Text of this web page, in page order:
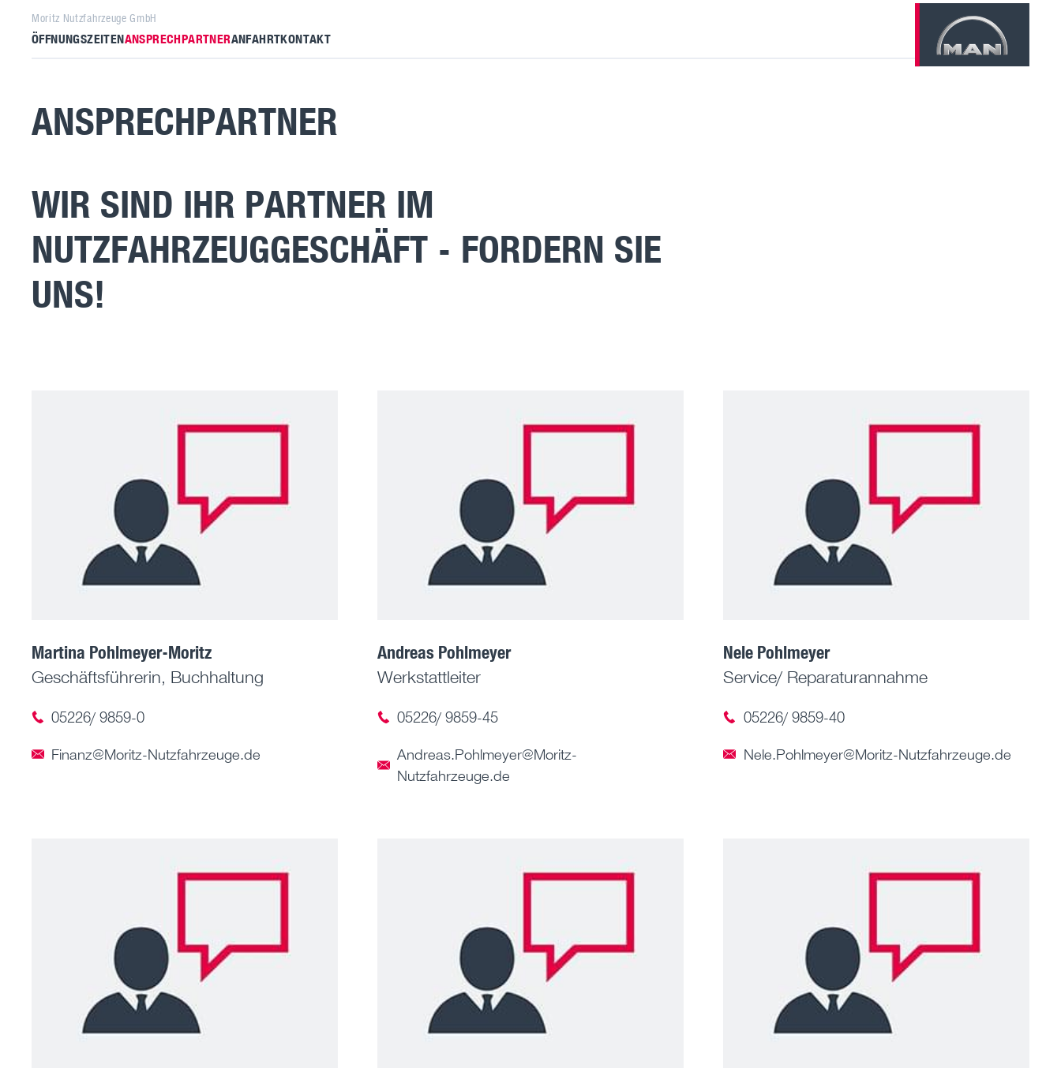
Moritz Nutzfahrzeuge GmbH
ÖFFNUNGSZEITENANSPRECHPARTNERANFAHRTKONTAKT
ANSPRECHPARTNER
WIR SIND IHR PARTNER IM
NUTZFAHRZEUGGESCHÄFT - FORDERN SIE
UNS!
Martina Pohlmeyer-Moritz
Geschäftsführerin, Buchhaltung
05226/ 9859-0
Finanz@Moritz-Nutzfahrzeuge.de
Andreas Pohlmeyer
Werkstattleiter
05226/ 9859-45
Andreas.Pohlmeyer@Moritz-
Nutzfahrzeuge.de
Nele Pohlmeyer
Service/ Reparaturannahme
05226/ 9859-40
Nele.Pohlmeyer@Moritz-Nutzfahrzeuge.de